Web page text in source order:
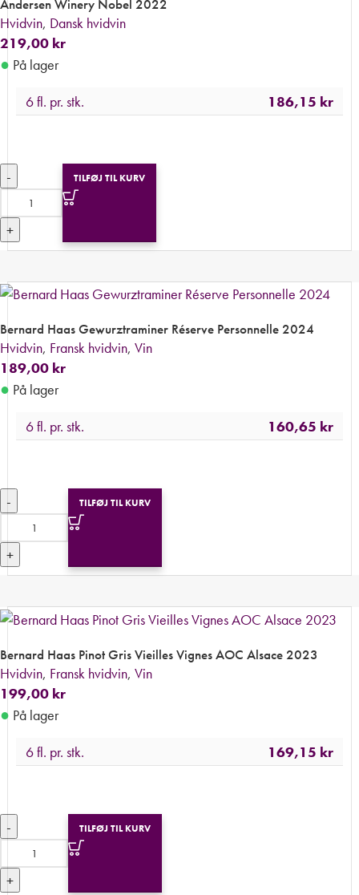
Andersen Winery Nobel 2022
Hvidvin, Dansk hvidvin
219,00 kr
● På lager
6 fl. pr. stk.
186,15 kr
-
+
TILFØJ TIL KURV
Bernard Haas Gewurztraminer Réserve Personnelle 2024
Hvidvin, Fransk hvidvin, Vin
189,00 kr
● På lager
6 fl. pr. stk.
160,65 kr
-
+
TILFØJ TIL KURV
Bernard Haas Pinot Gris Vieilles Vignes AOC Alsace 2023
Hvidvin, Fransk hvidvin, Vin
199,00 kr
● På lager
6 fl. pr. stk.
169,15 kr
-
+
TILFØJ TIL KURV